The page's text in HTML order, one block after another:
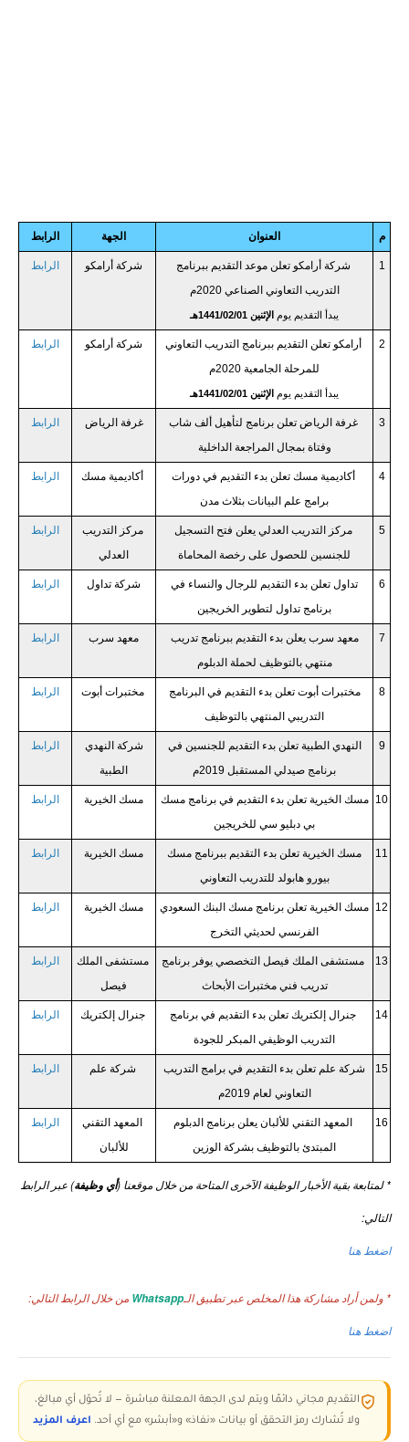
م العنوان الجهة الرابط
1
شركة أرامكو تعلن موعد التقديم ببرنامج
التدريب التعاوني الصناعي 2020م
يبدأ التقديم يوم الإثنين 1441/02/01هـ
شركة أرامكو الرابط
2
أرامكو تعلن التقديم ببرنامج التدريب التعاوني
للمرحلة الجامعية 2020م
يبدأ التقديم يوم الإثنين 1441/02/01هـ
شركة أرامكو الرابط
3
غرفة الرياض تعلن برنامج لتأهيل ألف شاب
وفتاة بمجال المراجعة الداخلية
غرفة الرياض الرابط
4
أكاديمية مسك تعلن بدء التقديم في دورات
برامج علم البيانات بثلاث مدن
أكاديمية مسك الرابط
5
مركز التدريب العدلي يعلن فتح التسجيل
للجنسين للحصول على رخصة المحاماة
مركز التدريب
العدلي
الرابط
6
تداول تعلن بدء التقديم للرجال والنساء في
برنامج تداول لتطوير الخريجين
شركة تداول الرابط
7
معهد سرب يعلن بدء التقديم ببرنامج تدريب
منتهي بالتوظيف لحملة الدبلوم
معهد سرب الرابط
8
مختبرات أبوت تعلن بدء التقديم في البرنامج
التدريبي المنتهي بالتوظيف
مختبرات أبوت الرابط
9
النهدي الطبية تعلن بدء التقديم للجنسين في
برنامج صيدلي المستقبل 2019م
شركة النهدي
الطبية
الرابط
10
مسك الخيرية تعلن بدء التقديم في برنامج مسك
بي دبليو سي للخريجين
مسك الخيرية الرابط
11
مسك الخيرية تعلن بدء التقديم ببرنامج مسك
بيورو هابولد للتدريب التعاوني
مسك الخيرية الرابط
12 مسك الخيرية تعلن برنامج مسك البنك السعودي
الفرنسي لحديثي التخرج
مسك الخيرية الرابط
13
مستشفى الملك فيصل التخصصي يوفر برنامج
تدريب فني مختبرات الأبحاث
مستشفى الملك
فيصل
الرابط
14
جنرال إلكتريك تعلن بدء التقديم في برنامج
التدريب الوظيفي المبكر للجودة
جنرال إلكتريك الرابط
15
شركة علم تعلن بدء التقديم في برامج التدريب
التعاوني لعام 2019م
شركة علم الرابط
16
المعهد التقني للألبان يعلن برنامج الدبلوم
المبتدئ بالتوظيف بشركة الوزين
المعهد التقني
للألبان
الرابط
* لمتابعة بقية الأخبار الوظيفة الآخرى المتاحة من خلال موقعنا (أي وظيفة) عبر الرابط
التالي:
اضغط هنا
* ولمن أراد مشاركة هذا المخلص عبر تطبيق الـWhatsapp من خلال الرابط التالي:
اضغط هنا
التقديم مجاني دائمًا ويتم لدى الجهة المعلنة مباشرة — لا تُحوّل أي مبالغ،
ولا تُشارك رمز التحقق أو بيانات «نفاذ» و«أبشر» مع أي أحد. اعرف المزيد